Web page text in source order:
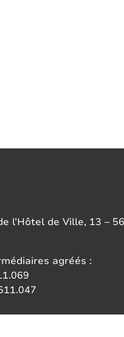
l’Hôtel de Ville, 13 –
agréés :